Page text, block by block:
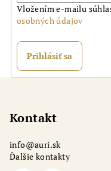
Vložením e-mailu
osobných údajov
Prihlásiť sa
Kontakt
info@auri.sk
Ďalšie kontakty